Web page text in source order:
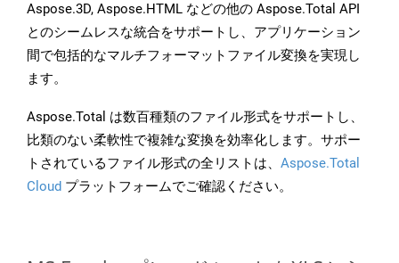
Aspose.3D, Aspose.HTML などの他の Aspose.Total API
とのシームレスな統合をサポートし、アプリケーション
間で包括的なマルチフォーマットファイル変換を実現し
ます。
Aspose.Total は数百種類のファイル形式をサポートし、
比類のない柔軟性で複雑な変換を効率化します。サポー
トされているファイル形式の全リストは、 Aspose.Total
Cloud プラットフォームでご確認ください。